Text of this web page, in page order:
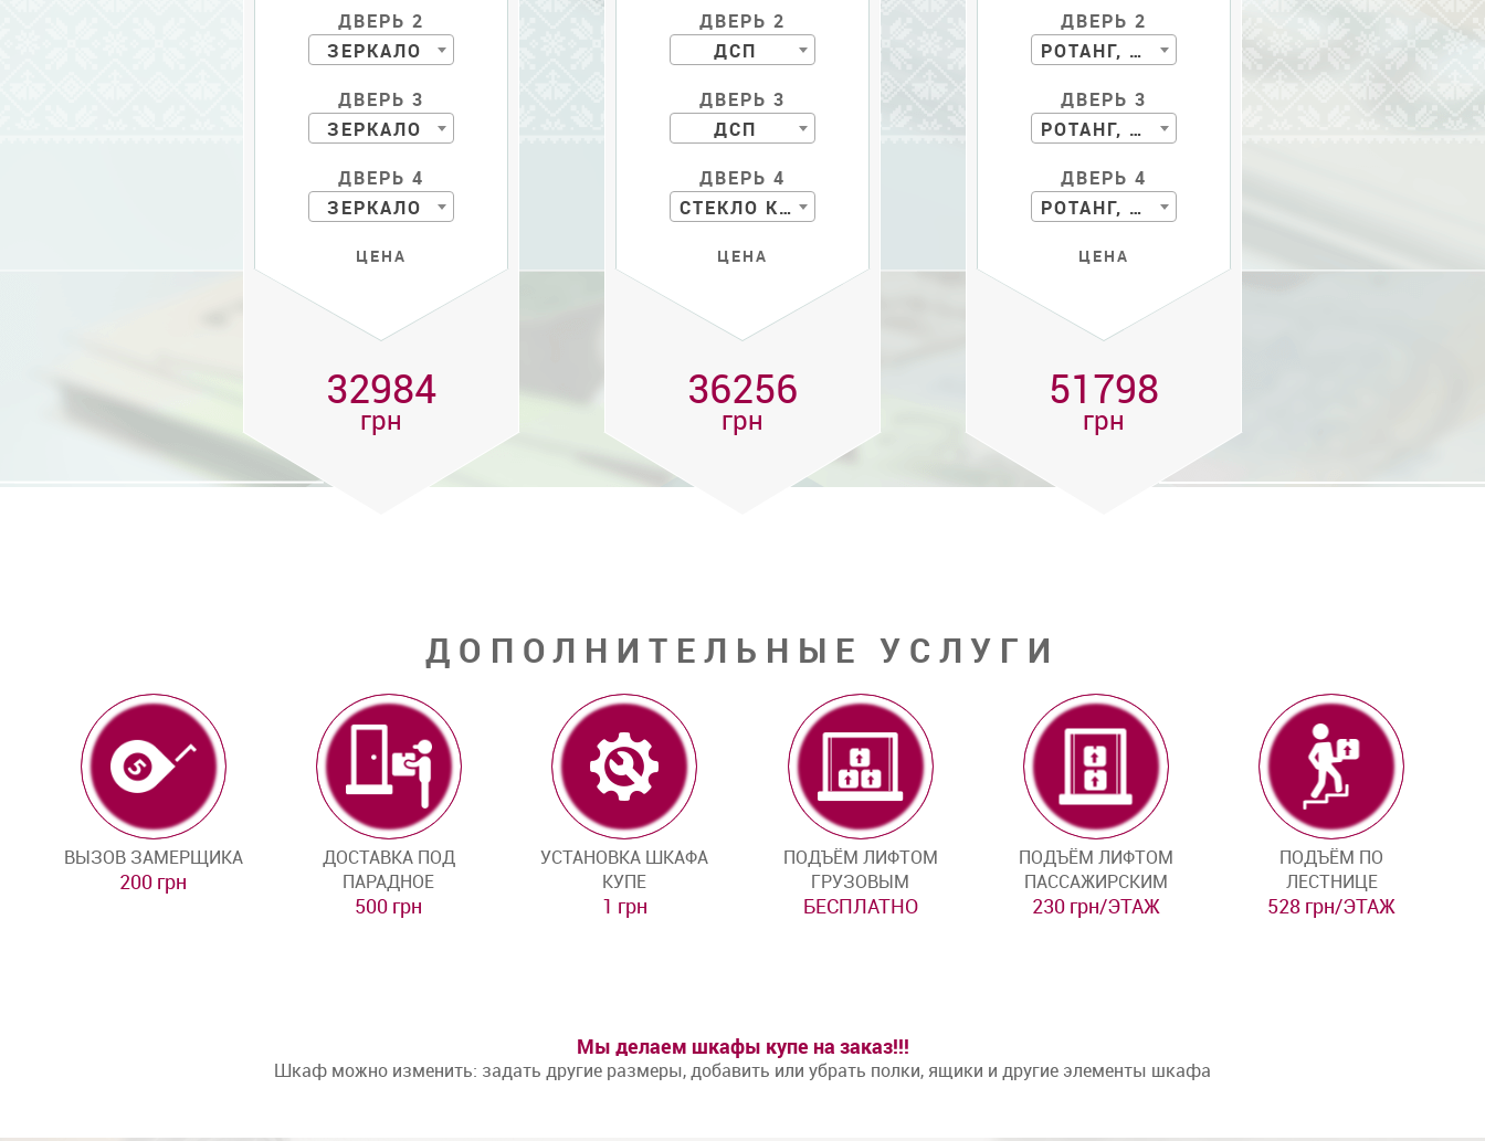
ДВЕРЬ 2
ЗЕРКАЛО
ДВЕРЬ 3
ЗЕРКАЛО
ДВЕРЬ 4
ЗЕРКАЛО
ЦЕНА
32984
грн
ДВЕРЬ 2
ДСП
ДВЕРЬ 3
ДСП
ДВЕРЬ 4
СТЕКЛО КР. С РИС.
ЦЕНА
36256
грн
ДВЕРЬ 2
РОТАНГ, БАМБУК
ДВЕРЬ 3
РОТАНГ, БАМБУК
ДВЕРЬ 4
РОТАНГ, БАМБУК
ЦЕНА
51798
грн
ДОПОЛНИТЕЛЬНЫЕ УСЛУГИ
ВЫЗОВ ЗАМЕРЩИКА
200 грн
ДОСТАВКА ПОД
ПАРАДНОЕ
500 грн
УСТАНОВКА ШКАФА
КУПЕ
1 грн
ПОДЪЁМ ЛИФТОМ
ГРУЗОВЫМ
БЕСПЛАТНО
ПОДЪЁМ ЛИФТОМ
ПАССАЖИРСКИМ
230 грн/ЭТАЖ
ПОДЪЁМ ПО
ЛЕСТНИЦЕ
528 грн/ЭТАЖ
Мы делаем шкафы купе на заказ!!!
Шкаф можно изменить: задать другие размеры, добавить или убрать полки, ящики и другие элементы шкафа